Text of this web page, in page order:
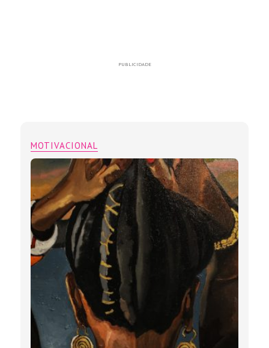
PUBLICIDADE
MOTIVACIONAL